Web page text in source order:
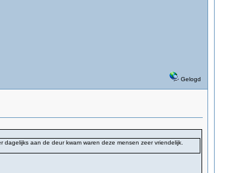
Gelogd
aan de deur kwam waren deze mensen zeer vriendelijk.